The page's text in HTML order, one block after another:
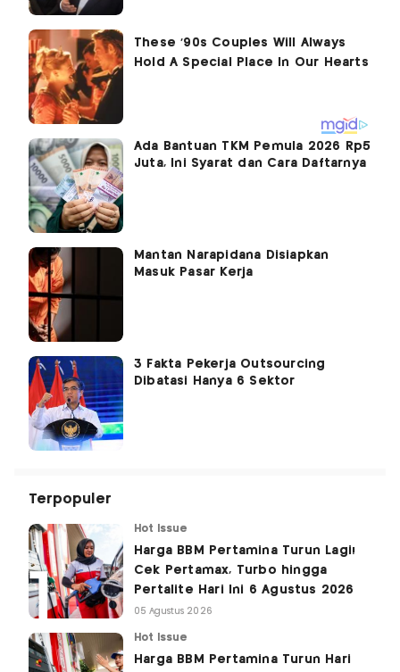
Ada Bantuan TKM Pemula 2026 Rp5
Juta, Ini Syarat dan Cara Daftarnya
Mantan Narapidana Disiapkan
Masuk Pasar Kerja
3 Fakta Pekerja Outsourcing
Dibatasi Hanya 6 Sektor
Terpopuler
Hot Issue
Harga BBM Pertamina Turun Lagi!
Cek Pertamax, Turbo hingga
Pertalite Hari Ini 6 Agustus 2026
05 Agustus 2026
Hot Issue
Harga BBM Pertamina Turun Hari